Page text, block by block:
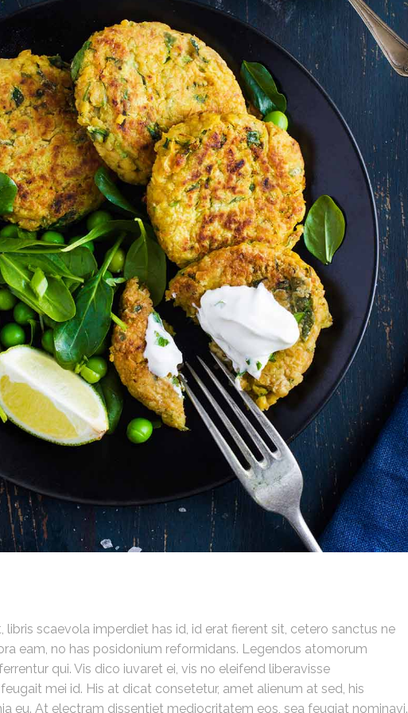
scaevola imperdiet has id, id erat fierent sit, cetero sanctus ne
eam, no has posidonium reformidans. Legendos atomorum
qui. Vis dico iuvaret ei, vis no eleifend liberavisse
mei id. His at dicat consetetur, amet alienum at sed, his
eu. At electram dissentiet mediocritatem eos, sea feugiat nominavi.